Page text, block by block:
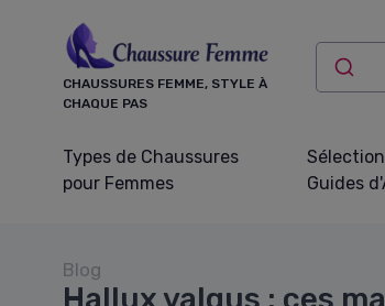
CHAUSSURES FEMME, STYLE À
CHAQUE PAS
Types de Chaussures
pour Femmes
Guides
Blog
Hallux valgus : ces